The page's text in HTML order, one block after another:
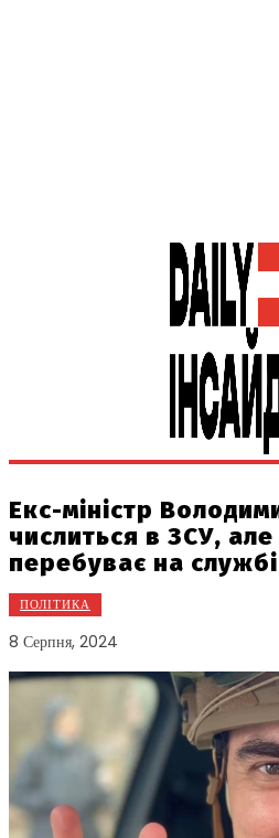
Екс-міністр
числиться в ЗСУ,
перебуває на службі
ПОЛІТИКА
8 Серпня, 2024